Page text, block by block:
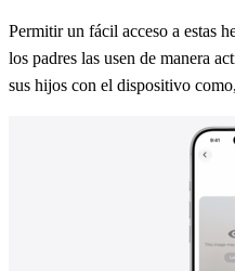
Permitir un fácil acceso a estas
los padres las usen de manera
sus hijos con el dispositivo